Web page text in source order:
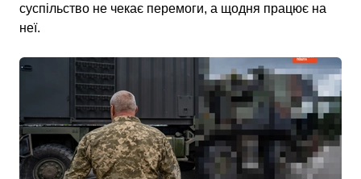
суспільство не чекає перемоги, а щодня працює на
неї.